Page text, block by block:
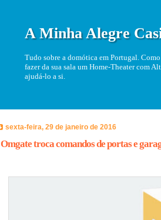
A Minha Alegre
Tudo sobre a domótica em Portugal.
fazer da sua sala um Home-Theater com
ajudá-lo a si.
sexta-feira, 29 de janeiro de 2016
Omgate troca comandos de portas e